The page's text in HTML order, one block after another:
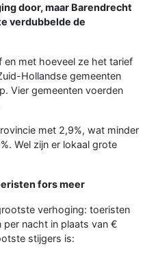
door, maar Barendrecht
verdubbelde de
en met hoeveel ze het tarief
Hollandse gemeenten
Vier gemeenten voerden
met 2,9%, wat minder
Wel zijn er lokaal grote
fors meer
verhoging: toeristen
per nacht in plaats van €
stijgers is: